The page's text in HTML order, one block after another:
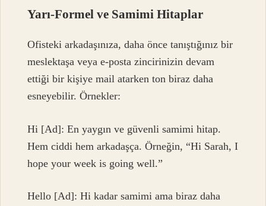
Yarı-Formel ve Samimi Hitaplar
Ofisteki arkadaşınıza, daha önce tanıştığınız bir
meslektaşa veya e-posta zincirinizin devam
ettiği bir kişiye mail atarken ton biraz daha
esneyebilir. Örnekler:
Hi [Ad]: En yaygın ve güvenli samimi hitap.
Hem ciddi hem arkadaşça. Örneğin, “Hi Sarah, I
hope your week is going well.”
Hello [Ad]: Hi kadar samimi ama biraz daha